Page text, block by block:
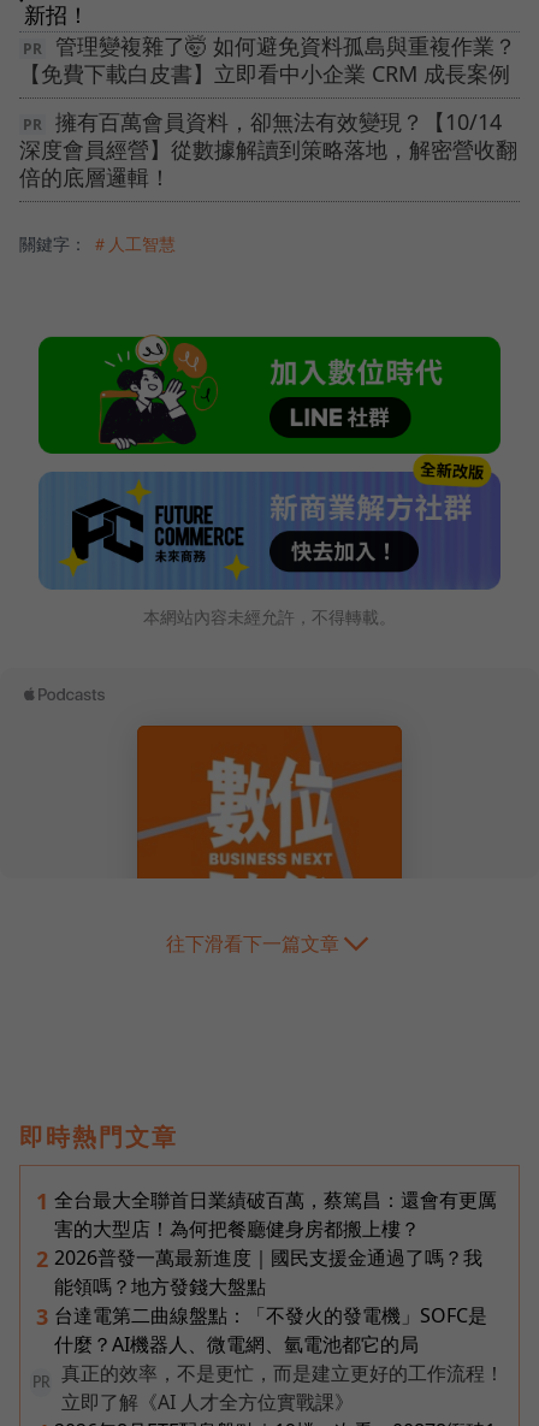
新招！
管理變複雜了🤯 如何避免資料孤島與重複作業？
【免費下載白皮書】立即看中小企業 CRM 成長案例
擁有百萬會員資料，卻無法有效變現？【10/14
深度會員經營】從數據解讀到策略落地，解密營收翻
倍的底層邏輯！
關鍵字： ＃人工智慧
本網站內容未經允許，不得轉載。
往下滑看下一篇文章
即時熱門文章
1 全台最大全聯首日業績破百萬，蔡篤昌：還會有更厲
害的大型店！為何把餐廳健身房都搬上樓？
2 2026普發一萬最新進度｜國民支援金通過了嗎？我
能領嗎？地方發錢大盤點
3 台達電第二曲線盤點：「不發火的發電機」SOFC是
什麼？AI機器人、微電網、氫電池都它的局
PR
真正的效率，不是更忙，而是建立更好的工作流程！
立即了解《AI 人才全方位實戰課》